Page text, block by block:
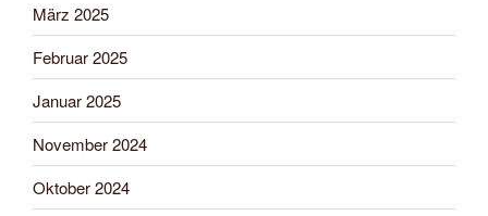
März 2025
Februar 2025
Januar 2025
November 2024
Oktober 2024